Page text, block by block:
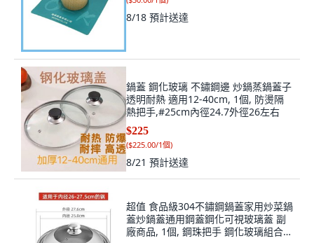
透明耐熱 適用12-40cm, 1個, 防燙隔
熱把手,#25cm內徑24.7外徑26左右
$225
($225.00/1個
8/21預計送達
蓋炒鍋蓋通用鋼蓋鋼化可視玻璃蓋 副
廠商品, 1個, 鋼珠把手 鋼化玻璃組合蓋
304防爆,不鏽鋼鍋蓋頂珠
$167